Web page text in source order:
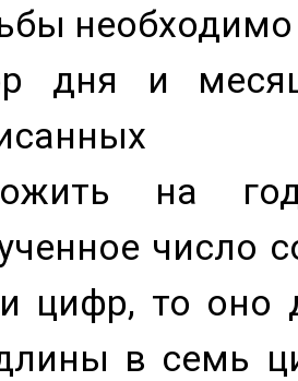
дня и
на
число
цифр, то оно
в семь